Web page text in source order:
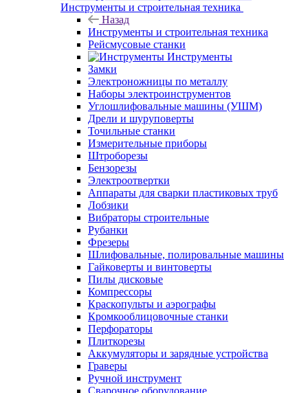
Инструменты и строительная техника
Назад
Инструменты и строительная техника
Рейсмусовые станки
Инструменты
Замки
Электроножницы по металлу
Наборы электроинструментов
Углошлифовальные машины (УШМ)
Дрели и шуруповерты
Точильные станки
Измерительные приборы
Штроборезы
Бензорезы
Электроотвертки
Аппараты для сварки пластиковых труб
Лобзики
Вибраторы строительные
Рубанки
Фрезеры
Шлифовальные, полировальные машины
Гайковерты и винтоверты
Пилы дисковые
Компрессоры
Краскопульты и аэрографы
Кромкооблицовочные станки
Перфораторы
Плиткорезы
Аккумуляторы и зарядные устройства
Граверы
Ручной инструмент
Сварочное оборудование